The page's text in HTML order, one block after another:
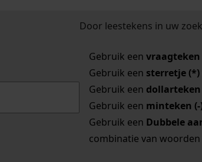
Door leestekens in uw
Gebruik een vraagteken
Gebruik een sterretje (*)
Gebruik een dollarteken
Gebruik een minteken (-
Gebruik een Dubbele
combinatie van woorden